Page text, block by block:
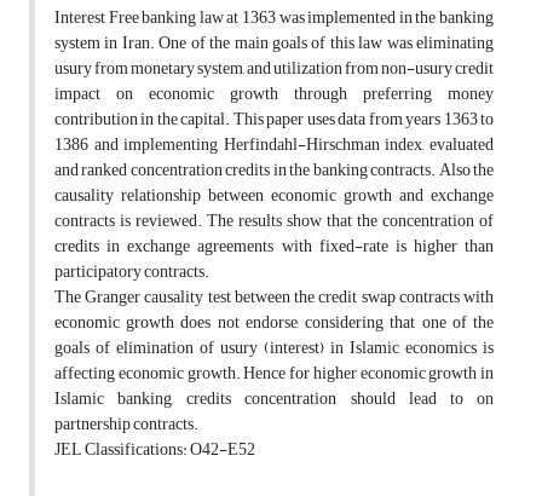
Interest Free banking law at 1363 was implemented in the banking
system in Iran. One of the main goals of this law was eliminating
usury from monetary system, and utilization from non-usury credit
impact on economic growth through preferring money
contribution in the capital. This paper uses data from years 1363 to
1386 and implementing Herfindahl-Hirschman index, evaluated
and ranked concentration credits in the banking contracts. Also the
causality relationship between economic growth and exchange
contracts is reviewed. The results show that the concentration of
credits in exchange agreements with fixed-rate is higher than
participatory contracts.
The Granger causality test between the credit swap contracts with
economic growth does not endorse, considering that one of the
goals of elimination of usury (interest) in Islamic economics is
affecting economic growth. Hence for higher economic growth in
Islamic banking, credits concentration should lead to on
partnership contracts.
JEL Classifications: O42-E52